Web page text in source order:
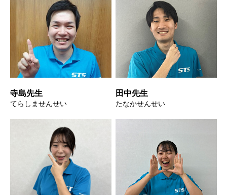
寺島先生
てらしませんせい
田中先生
たなかせんせい